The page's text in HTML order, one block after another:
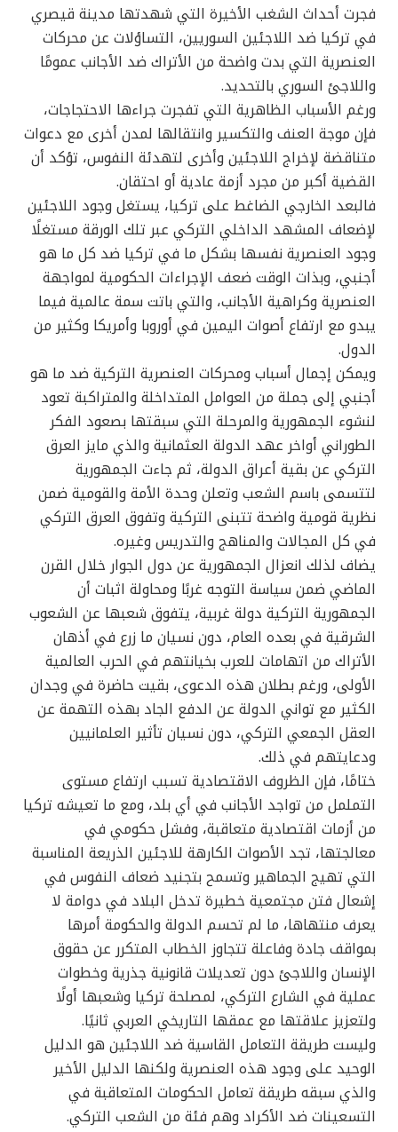
فجرت أحداث الشغب الأخيرة التي شهدتها مدينة قيصري
في تركيا ضد اللاجئين السوريين، التساؤلات عن محركات
العنصرية التي بدت واضحة من الأتراك ضد الأجانب عمومًا
واللاجئ السوري بالتحديد.
ورغم الأسباب الظاهرية التي تفجرت جراءها الاحتجاجات،
فإن موجة العنف والتكسير وانتقالها لمدن أخرى مع دعوات
متناقضة لإخراج اللاجئين وأخرى لتهدئة النفوس، تؤكد أن
القضية أكبر من مجرد أزمة عادية أو احتقان.
فالبعد الخارجي الضاغط على تركيا، يستغل وجود اللاجئين
لإضعاف المشهد الداخلي التركي عبر تلك الورقة مستغلًا
وجود العنصرية نفسها بشكل ما في تركيا ضد كل ما هو
أجنبي، وبذات الوقت ضعف الإجراءات الحكومية لمواجهة
العنصرية وكراهية الأجانب، والتي باتت سمة عالمية فيما
يبدو مع ارتفاع أصوات اليمين في أوروبا وأمريكا وكثير من
الدول.
ويمكن إجمال أسباب ومحركات العنصرية التركية ضد ما هو
أجنبي إلى جملة من العوامل المتداخلة والمتراكبة تعود
لنشوء الجمهورية والمرحلة التي سبقتها بصعود الفكر
الطوراني أواخر عهد الدولة العثمانية والذي مايز العرق
التركي عن بقية أعراق الدولة، ثم جاءت الجمهورية
لتتسمى باسم الشعب وتعلن وحدة الأمة والقومية ضمن
نظرية قومية واضحة تتبنى التركية وتفوق العرق التركي
في كل المجالات والمناهج والتدريس وغيره.
يضاف لذلك انعزال الجمهورية عن دول الجوار خلال القرن
الماضي ضمن سياسة التوجه غربًا ومحاولة اثبات أن
الجمهورية التركية دولة غربية، يتفوق شعبها عن الشعوب
الشرقية في بعده العام، دون نسيان ما زرع في أذهان
الأتراك من اتهامات للعرب بخيانتهم في الحرب العالمية
الأولى، ورغم بطلان هذه الدعوى، بقيت حاضرة في وجدان
الكثير مع تواني الدولة عن الدفع الجاد بهذه التهمة عن
العقل الجمعي التركي، دون نسيان تأثير العلمانيين
ودعايتهم في ذلك.
ختامًا، فإن الظروف الاقتصادية تسبب ارتفاع مستوى
التململ من تواجد الأجانب في أي بلد، ومع ما تعيشه تركيا
من أزمات اقتصادية متعاقبة، وفشل حكومي في
معالجتها، تجد الأصوات الكارهة للاجئين الذريعة المناسبة
التي تهيج الجماهير وتسمح بتجنيد ضعاف النفوس في
إشعال فتن مجتمعية خطيرة تدخل البلاد في دوامة لا
يعرف منتهاها، ما لم تحسم الدولة والحكومة أمرها
بمواقف جادة وفاعلة تتجاوز الخطاب المتكرر عن حقوق
الإنسان واللاجئ دون تعديلات قانونية جذرية وخطوات
عملية في الشارع التركي، لمصلحة تركيا وشعبها أولًا
ولتعزيز علاقتها مع عمقها التاريخي العربي ثانيًا.
وليست طريقة التعامل القاسية ضد اللاجئين هو الدليل
الوحيد على وجود هذه العنصرية ولكنها الدليل الأخير
والذي سبقه طريقة تعامل الحكومات المتعاقبة في
التسعينات ضد الأكراد وهم فئة من الشعب التركي.